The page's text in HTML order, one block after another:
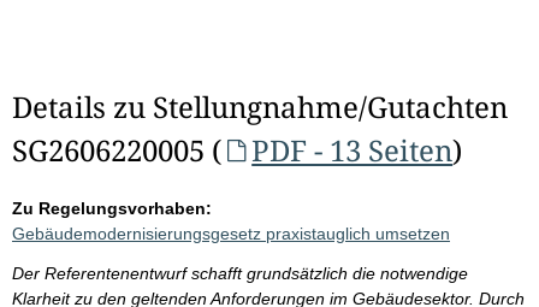
Details zu Stellungnahme/Gutachten
SG2606220005 (
PDF - 13 Seiten)
Zu Regelungsvorhaben:
Gebäudemodernisierungsgesetz praxistauglich umsetzen
Der Referentenentwurf schafft grundsätzlich die notwendige
Klarheit zu den geltenden Anforderungen im Gebäudesektor. Durch